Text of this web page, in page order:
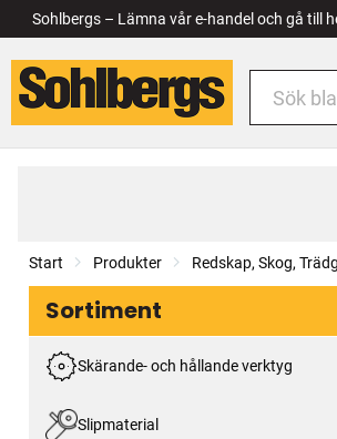
Sohlbergs – Lämna vår e-handel och gå till
Start Produkter Redskap, Skog,
Sortiment
Skärande- och hållande verktyg
Slipmaterial